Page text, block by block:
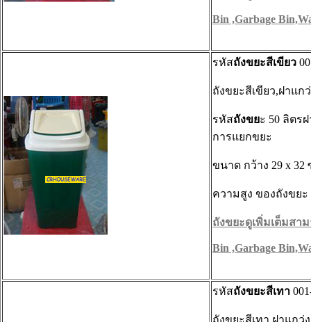
Bin ,Garbage
รหัสถังขยะสีเขียว
ถังขยะสีเขียว,ฝาแก
รหัสถังขยะ 50 ลิตร
การแยกขยะ
ขนาด กว้าง 29 x 32
ความสูง ของถังขยะ
ถังขยะดูเพิ่มเต็มสา
Bin ,Garbage
รหัสถังขยะสีเทา
ถังขยะสีเทา,ฝาแกว่ง